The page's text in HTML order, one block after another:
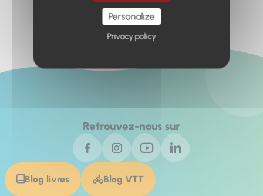
Retrouvez-nous sur
Blog livres Blog VTT
Personalize
Privacy policy